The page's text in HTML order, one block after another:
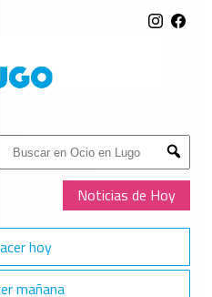
Buscar:
Submit
Noticias de Hoy
hoy
mañana